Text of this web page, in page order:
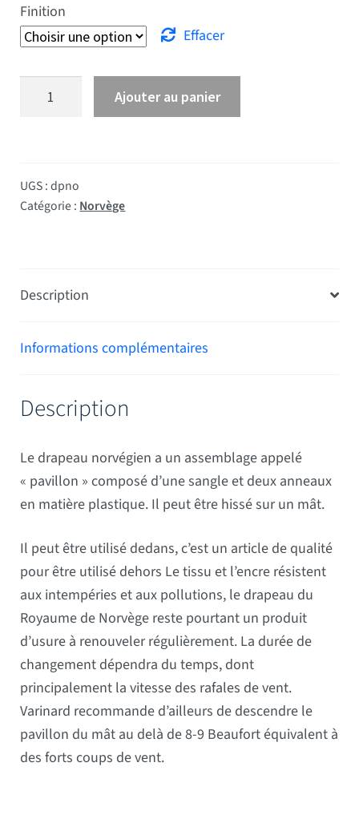
Finition
Effacer
quantité de drapeau Norvège
Ajouter au panier
UGS :dpno
Catégorie : Norvège
Description
Informations complémentaires
Description
Le drapeau norvégien a un assemblage appelé
« pavillon » composé d’une sangle et deux anneaux
en matière plastique. Il peut être hissé sur un mât.
Il peut être utilisé dedans, c’est un article de qualité
pour être utilisé dehors Le tissu et l’encre résistent
aux intempéries et aux pollutions, le drapeau du
Royaume de Norvège reste pourtant un produit
d’usure à renouveler régulièrement. La durée de
changement dépendra du temps, dont
principalement la vitesse des rafales de vent.
Varinard recommande d’ailleurs de descendre le
pavillon du mât au delà de 8-9 Beaufort équivalent à
des forts coups de vent.